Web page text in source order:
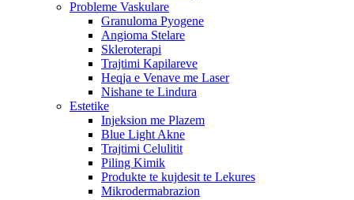
Probleme Vaskulare
Granuloma Pyogene
Angioma Stelare
Skleroterapi
Trajtimi Kapilareve
Heqja e Venave me Laser
Nishane te Lindura
Estetike
Injeksion me Plazem
Blue Light Akne
Trajtimi Celulitit
Piling Kimik
Produkte te kujdesit te Lekures
Mikrodermabrazion